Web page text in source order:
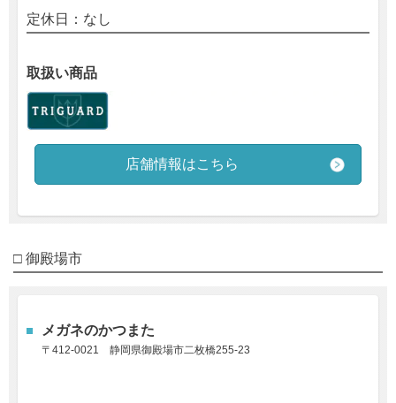
定休日：なし
取扱い商品
店舗情報はこちら
□ 御殿場市
メガネのかつまた
〒412-0021 静岡県御殿場市二枚橋255-23